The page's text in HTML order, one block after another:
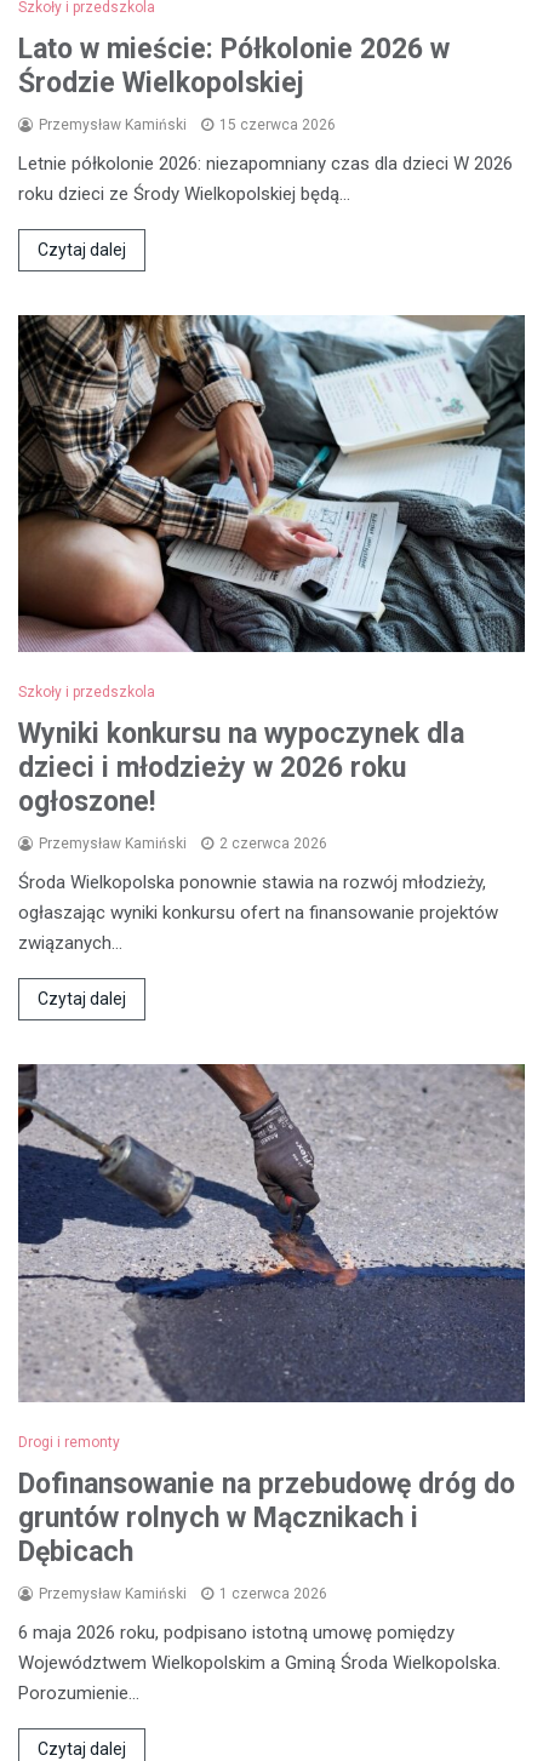
Szkoły i przedszkola
Lato w mieście: Półkolonie 2026 w
Środzie Wielkopolskiej
Przemysław Kamiński 15 czerwca 2026
Letnie półkolonie 2026: niezapomniany czas dla dzieci W 2026
roku dzieci ze Środy Wielkopolskiej będą…
Czytaj dalej
Szkoły i przedszkola
Wyniki konkursu na wypoczynek dla
dzieci i młodzieży w 2026 roku
ogłoszone!
Przemysław Kamiński 2 czerwca 2026
Środa Wielkopolska ponownie stawia na rozwój młodzieży,
ogłaszając wyniki konkursu ofert na finansowanie projektów
związanych…
Czytaj dalej
Drogi i remonty
Dofinansowanie na przebudowę dróg do
gruntów rolnych w Mącznikach i
Dębicach
Przemysław Kamiński 1 czerwca 2026
6 maja 2026 roku, podpisano istotną umowę pomiędzy
Województwem Wielkopolskim a Gminą Środa Wielkopolska.
Porozumienie…
Czytaj dalej